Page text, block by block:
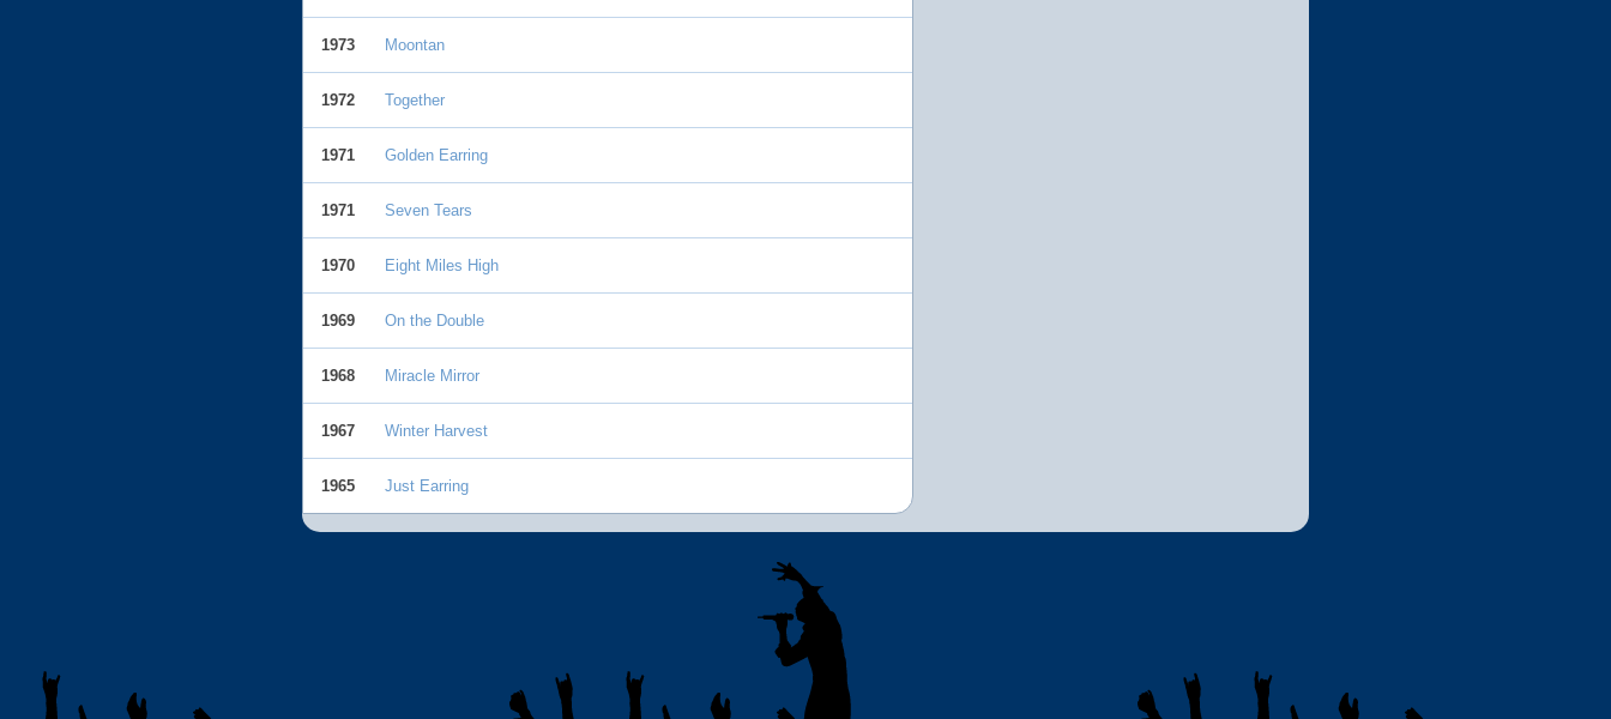
1973 Moontan
1972 Together
1971 Golden Earring
1971 Seven Tears
1970 Eight Miles High
1969 On the Double
1968 Miracle Mirror
1967 Winter Harvest
1965 Just Earring